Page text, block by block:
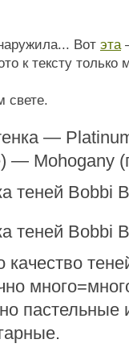
Вот эта
к тексту только
свете.
—
— Mohogany
качество
пастельные